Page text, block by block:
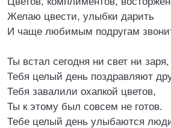
Желаю цвести, улыбки дарить
И чаще любимым подругам
Ты встал сегодня ни свет ни заря,
Тебя целый день поздравляют
Тебя завалили охапкой цветов,
Ты к этому был совсем не готов.
Тебе целый день улыбаются